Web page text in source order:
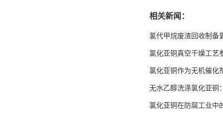
相关新闻：
氯代甲烷废渣回收制备
氯化亚铜真空干燥工艺
氯化亚铜作为无机催化
无水乙醇洗涤氯化亚铜
氯化亚铜在防腐工业中